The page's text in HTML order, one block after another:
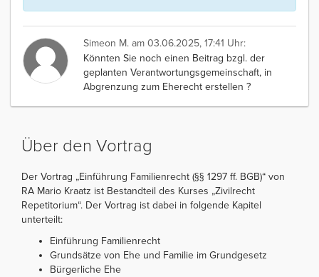
Simeon M. am 03.06.2025, 17:41 Uhr:
Könnten Sie noch einen Beitrag bzgl. der
geplanten Verantwortungsgemeinschaft, in
Abgrenzung zum Eherecht erstellen ?
Über den Vortrag
Der Vortrag „Einführung Familienrecht (§§ 1297 ff. BGB)“ von
RA Mario Kraatz ist Bestandteil des Kurses „Zivilrecht
Repetitorium“. Der Vortrag ist dabei in folgende Kapitel
unterteilt:
Einführung Familienrecht
Grundsätze von Ehe und Familie im Grundgesetz
Bürgerliche Ehe